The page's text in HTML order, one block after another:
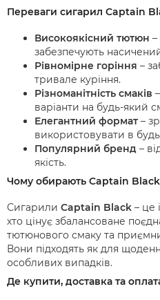
Переваги сигарил Captain
Високоякісний тютюн –
забезпечують
Рівномірне горіння –
тривале куріння.
Різноманітність смаків
варіанти на будь-який
Елегантний формат –
використовувати в
Популярний бренд –
якість.
Чому обирають Captain
Сигарили Captain Black – це
хто цінує збалансоване
тютюнового смаку та
Вони підходять як для
особливих випадків.
Де купити, доставка та